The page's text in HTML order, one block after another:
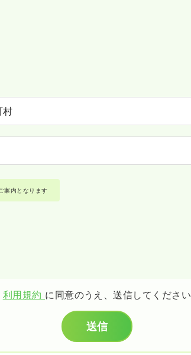
案内となります
利用規約 に同意のうえ、送信してください
送信